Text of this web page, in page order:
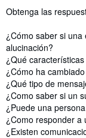
Obtenga las
¿Cómo saber si
alucinación?
¿Qué
¿Cómo ha
¿Qué tipo de
¿Como saber si un
¿Puede una
¿Como responder a
¿Existen